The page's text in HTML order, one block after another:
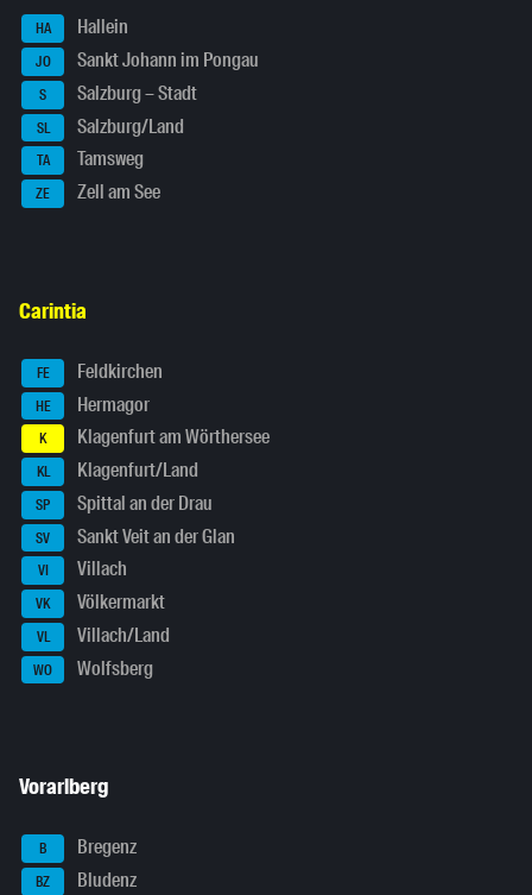
HA Hallein
JO Sankt Johann im Pongau
S Salzburg – Stadt
SL Salzburg/Land
TA Tamsweg
ZE Zell am See
Carintia
FE Feldkirchen
HE Hermagor
K Klagenfurt am Wörthersee
KL Klagenfurt/Land
SP Spittal an der Drau
SV Sankt Veit an der Glan
VI Villach
VK Völkermarkt
VL Villach/Land
WO Wolfsberg
Vorarlberg
B Bregenz
BZ Bludenz